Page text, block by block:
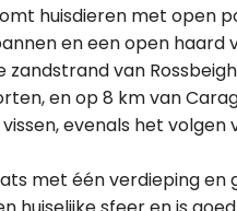
huisdieren met open
en een open haard
van
en op 8 km van
evenals het
met één verdieping